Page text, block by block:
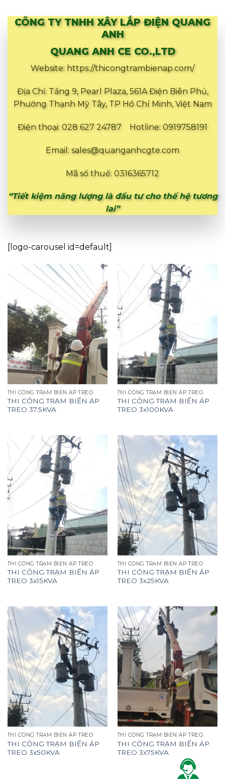
CÔNG TY TNHH XÂY LẮP ĐIỆN QUANG
ANH
QUANG ANH CE CO.,LTD
Website: https://thicongtrambienap.com/
Địa Chỉ: Tầng 9, Pearl Plaza, 561A Điện Biên Phủ,
Phường Thạnh Mỹ Tây, TP Hồ Chí Minh, Việt Nam
Điện thoại: 028 627 24787 Hotline: 0919758191
Email: sales@quanganhcgte.com
Mã số thuế: 0316365712
“Tiết kiệm năng lượng là đầu tư cho thế hệ tương
lai”
[logo-carousel id=default]
THI CÔNG TRẠM BIẾN ÁP TREO
THI CÔNG TRẠM BIẾN ÁP
TREO 37.5KVA
THI CÔNG TRẠM BIẾN ÁP TREO
THI CÔNG TRẠM BIẾN ÁP
TREO 3x100KVA
THI CÔNG TRẠM BIẾN ÁP TREO
THI CÔNG TRẠM BIẾN ÁP
TREO 3x15KVA
THI CÔNG TRẠM BIẾN ÁP TREO
THI CÔNG TRẠM BIẾN ÁP
TREO 3x25KVA
THI CÔNG TRẠM BIẾN ÁP TREO
THI CÔNG TRẠM BIẾN ÁP
TREO 3x50KVA
THI CÔNG TRẠM BIẾN ÁP TREO
THI CÔNG TRẠM BIẾN ÁP
TREO 3x75KVA